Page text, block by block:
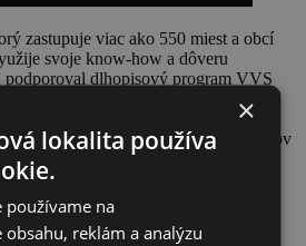
zastupuje viac ako 550 miest a obcí
svoje know-how a dôveru
podporoval dlhopisový program VVS
unikátnemu programu. Na jeho
pravidelné finančné plnenie v podobe
spieva I. Zároveň bude Klub akcionárov
zámer VVS odkupovať vodárenskú
×
lokalita používa
používame na
reklám a analýzu